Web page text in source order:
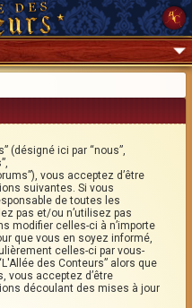
(désigné ici par “nous”,
vous acceptez d’être
suivantes. Si vous
de toutes les
pas et/ou n’utilisez pas
modifier celles-ci à n’importe
que vous en soyez informé,
celles-ci par vous-
des Conteurs” alors que
vous acceptez d’être
découlant des mises à jour